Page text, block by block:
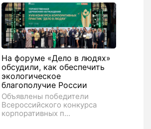
На форуме «Дело в людях»
обсудили, как обеспечить
экологическое
благополучие России
Объявлены победители
Всероссийского конкурса
корпоративных п...